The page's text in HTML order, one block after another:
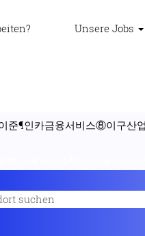
Unsere Jobs
준¶인카금융서비스⑧이구